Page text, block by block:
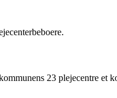
23 plejecentre